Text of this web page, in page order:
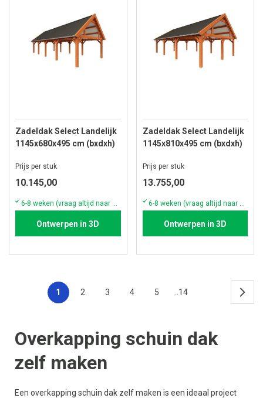
Zadeldak Select Landelijk
1145x680x495 cm (bxdxh)
Prijs per stuk
10.145,00
Ontwerpen in 3D
Zadeldak Select Landelijk
1145x810x495 cm (bxdxh)
Prijs per stuk
13.755,00
Ontwerpen in 3D
1 2 3 4 5 ..14
Overkapping schuin dak
zelf maken
Een overkapping schuin dak zelf maken is een ideaal project